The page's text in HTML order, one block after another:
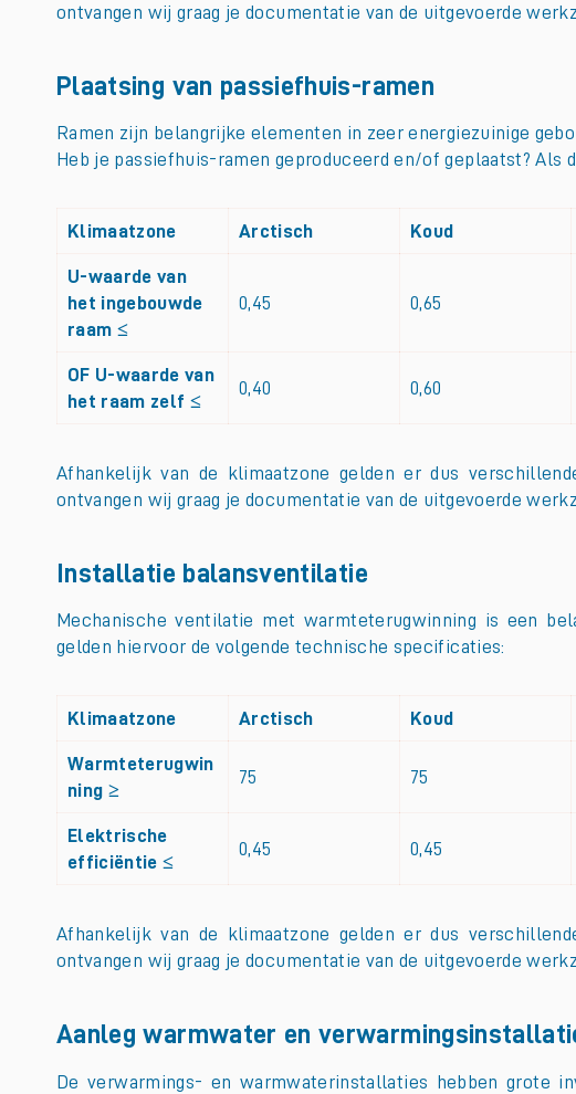
ontvangen wij graag je documentatie van de uitgevoerde
Plaatsing van passiefhuis-ramen
Ramen zijn belangrijke elementen in zeer energiezuinige
Heb je passiefhuis-ramen geproduceerd en/of geplaatst? Als
Klimaatzone Arctisch Koud
U-waarde van
het ingebouwde
raam ≤
0,45 0,65
OF U-waarde van
het raam zelf ≤
0,40 0,60
Afhankelijk van de klimaatzone gelden er dus
ontvangen wij graag je documentatie van de uitgevoerde
Installatie balansventilatie
Mechanische ventilatie met warmteterugwinning is een
gelden hiervoor de volgende technische specificaties:
Klimaatzone Arctisch Koud
Warmteterugwin
ning ≥
75 75
Elektrische
efficiëntie ≤
0,45 0,45
Afhankelijk van de klimaatzone gelden er dus
ontvangen wij graag je documentatie van de uitgevoerde
Aanleg warmwater en
De verwarmings- en warmwaterinstallaties hebben grote